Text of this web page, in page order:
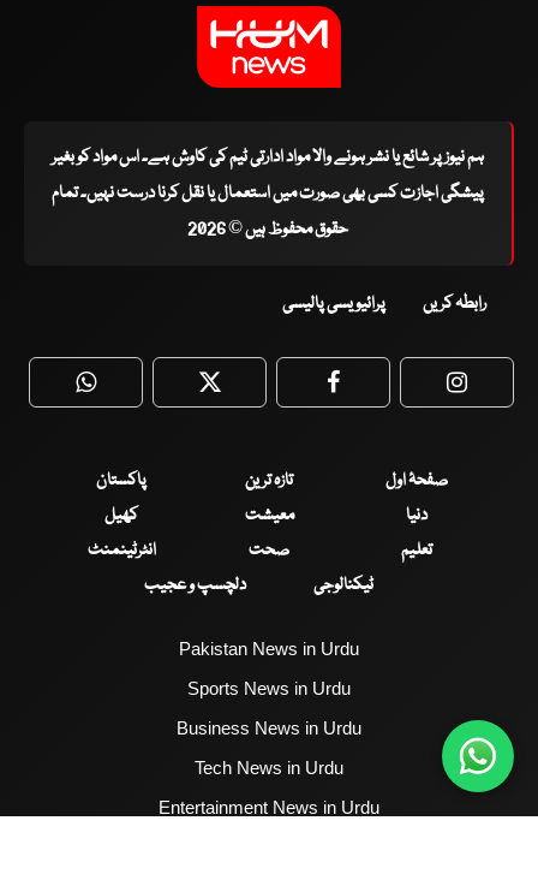
ہم نیوز پر شائع یا نشر ہونے والا مواد ادارتی ٹیم کی کاوش ہے۔ اس مواد کو بغیر
پیشگی اجازت کسی بھی صورت میں استعمال یا نقل کرنا درست نہیں۔ تمام
حقوق محفوظ ہیں © 2026
رابطہ کریں پرائیویسی پالیسی
WhatsApp Twitter Facebook
صفحۂ اول تازہ ترین
پاکستان
دنیا
معیشت
کھیل
تعلیم
صحت
انٹرٹینمنٹ
ٹیکنالوجی
دلچسپ و عجیب
Pakistan News in Urdu
Sports News in Urdu
Business News in Urdu
Tech News in Urdu
Entertainment News in Urdu